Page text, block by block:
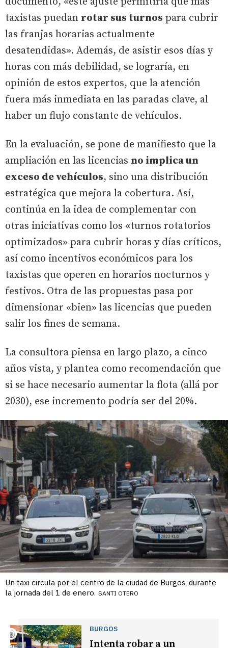
taxistas puedan rotar sus turnos para cubrir
las franjas horarias actualmente
desatendidas». Además, de asistir esos días y
horas con más debilidad, se lograría, en
opinión de estos expertos, que la atención
fuera más inmediata en las paradas clave, al
haber un flujo constante de vehículos.
En la evaluación, se pone de manifiesto que la
ampliación en las licencias no implica un
exceso de vehículos, sino una distribución
estratégica que mejora la cobertura. Así,
continúa en la idea de complementar con
otras iniciativas como los «turnos rotatorios
optimizados» para cubrir horas y días críticos,
así como incentivos económicos para los
taxistas que operen en horarios nocturnos y
festivos. Otra de las propuestas pasa por
dimensionar «bien» las licencias que pueden
salir los fines de semana.
La consultora piensa en largo plazo, a cinco
años vista, y plantea como recomendación que
si se hace necesario aumentar la flota (allá por
2030), ese incremento podría ser del 20%.
Un taxi circula por el centro de la ciudad de Burgos, durante
la jornada del 1 de enero. SANTI OTERO
BURGOS
Intenta robar a un